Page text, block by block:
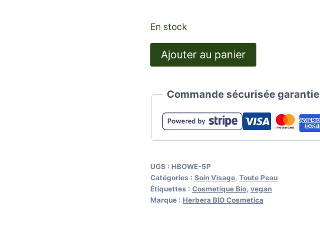
En stock
quantité
de
Cosmétiques
miniatures
Ajouter au panier
Commande sécurisée garantie
UGS : HBOWE-5P
Catégories : Soin Visage, Toute Peau
Étiquettes : Cosmetique Bio, vegan
Marque : Herbera BIO Cosmetica